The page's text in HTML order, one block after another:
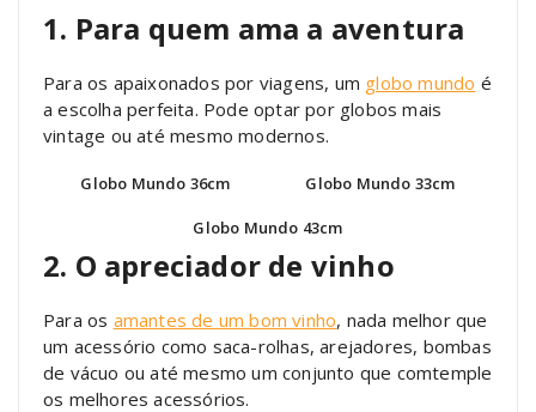
1. Para quem ama a aventura
Para os apaixonados por viagens, um globo mundo é
a escolha perfeita. Pode optar por globos mais
vintage ou até mesmo modernos.
Globo Mundo 36cm Globo Mundo 33cm
Globo Mundo 43cm
2. O apreciador de vinho
Para os amantes de um bom vinho, nada melhor que
um acessório como saca-rolhas, arejadores, bombas
de vácuo ou até mesmo um conjunto que comtemple
os melhores acessórios.